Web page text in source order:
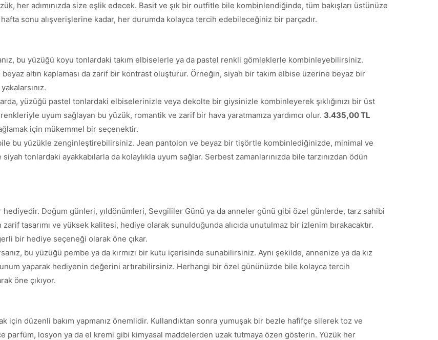
her adımınızda size eşlik edecek. Basit ve şık bir outfitle bile kombinlendiğinde, tüm bakışları üstünüze
sonu alışverişlerine kadar, her durumda kolayca tercih edebileceğiniz bir parçadır.
bu yüzüğü koyu tonlardaki takım elbiselerle ya da pastel renkli gömleklerle kombinleyebilirsiniz.
altın kaplaması da zarif bir kontrast oluşturur. Örneğin, siyah bir takım elbise üzerine beyaz bir
yüzüğü pastel tonlardaki elbiselerinizle veya dekolte bir giysinizle kombinleyerek şıklığınızı bir üst
uyum sağlayan bu yüzük, romantik ve zarif bir hava yaratmanıza yardımcı olur. 3.435,00 TL
için mükemmel bir seçenektir.
bile bu yüzükle zenginleştirebilirsiniz. Jean pantolon ve beyaz bir tişörtle kombinlediğinizde, minimal ve
tonlardaki ayakkabılarla da kolaylıkla uyum sağlar. Serbest zamanlarınızda bile tarzınızdan ödün
Doğum günleri, yıldönümleri, Sevgililer Günü ya da anneler günü gibi özel günlerde, tarz sahibi
tasarımı ve yüksek kalitesi, hediye olarak sunulduğunda alıcıda unutulmaz bir izlenim bırakacaktır.
bir hediye seçeneği olarak öne çıkar.
bu yüzüğü pembe ya da kırmızı bir kutu içerisinde sunabilirsiniz. Aynı şekilde, annenize ya da kız
yaparak hediyenin değerini artırabilirsiniz. Herhangi bir özel gününüzde bile kolayca tercih
öne çıkıyor.
düzenli bakım yapmanız önemlidir. Kullandıktan sonra yumuşak bir bezle hafifçe silerek toz ve
parfüm, losyon ya da el kremi gibi kimyasal maddelerden uzak tutmaya özen gösterin. Yüzük her